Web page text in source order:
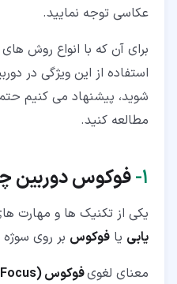
۵‏- حالت های مشترک فوکوس دستی و خودکار
۶‏- در چه شرایطی از فوکوس دستی استفاده کنیم؟
عکاسی توجه نمایید.
برای آن که با انواع روش
استفاده از این ویژگی در
شوید، پیشنهاد می کنیم
مطالعه کنید.
۱‏- فوکوس دوربین
یکی از تکنیک ها و مهارت
یابی یا فوکوس بر روی
معنای لغویفوکوس (Focus)